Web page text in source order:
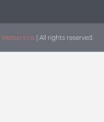
Weboo s.r.o. | All rights reserved.